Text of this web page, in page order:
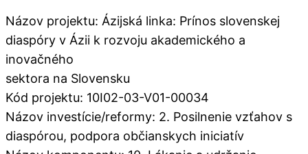
Názov projektu: Ázijská linka: Prínos slovenskej
diaspóry v Ázii k rozvoju akademického a
inovačného
sektora na Slovensku
Kód projektu: 10I02-03-V01-00034
Názov investície/reformy: 2. Posilnenie vzťahov s
diaspórou, podpora občianskych iniciatív